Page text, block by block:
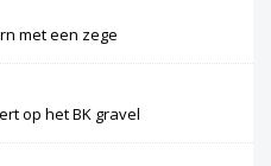
met een zege
op het BK gravel